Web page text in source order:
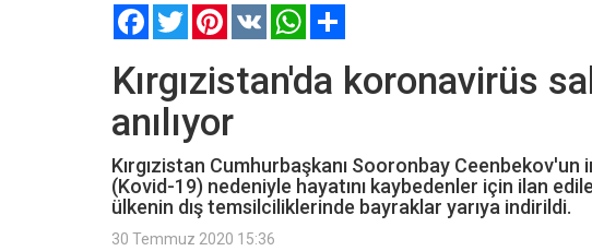
FacebookTwitterPinterest
VK WhatsApp
Kırgızistan'da koronavirüs
anılıyor
Kırgızistan Cumhurbaşkanı Sooronbay
(Kovid-19) nedeniyle hayatını kaybedenler için ilan
ülkenin dış temsilciliklerinde bayraklar yarıya indirildi.
30 Temmuz 2020 15:36